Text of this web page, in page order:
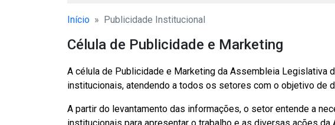
Início Publicidade Institucional
Célula de Publicidade e Marketing
A célula de Publicidade e Marketing da Assembleia Legislativa
institucionais, atendendo a todos os setores com o objetivo de
A partir do levantamento das informações, o setor entende a